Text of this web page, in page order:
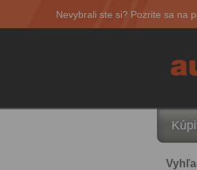
Nevybrali ste si? Pozrite sa na